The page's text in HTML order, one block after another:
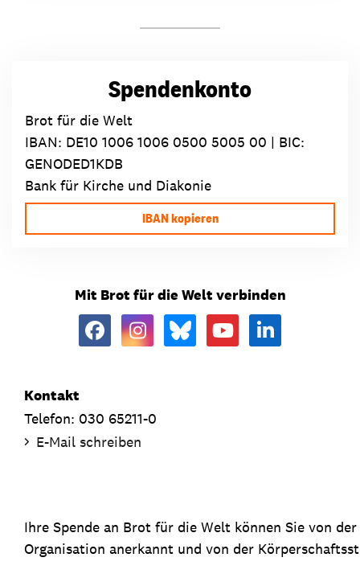
Spendenkonto
Brot für die Welt
IBAN: DE10 1006 1006 0500 5005 00 | BIC:
GENODED1KDB
Bank für Kirche und Diakonie
IBAN kopieren
Mit Brot für die Welt verbinden
Kontakt
Telefon: 030 65211-0
E-Mail schreiben
Ihre Spende an Brot für die Welt können Sie von
Organisation anerkannt und von der